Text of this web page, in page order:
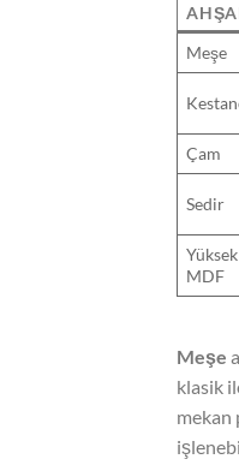
Meşe
Çam
Sedir
MDF
Meşe
klasik
mekan